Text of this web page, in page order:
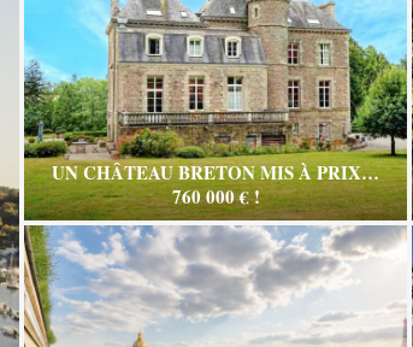
UN CHÂTEAU BRETON MIS À PRIX…
760 000 € !